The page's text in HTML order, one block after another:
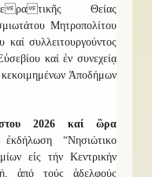
ρατικῆς Θείας
Μητροπολίτου
συλλειτουργούντος
καί ἐν συνεχείᾳ
Ἀποδήμων
2026 καί ὣρα
ἐκδήλωση “Νησιώτικο
εἰς τήν Κεντρικήν
ἀπό τούς ἀδελφούς